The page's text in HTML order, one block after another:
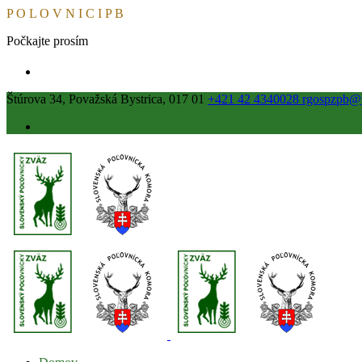
PO L O V N I C I PB
Počkajte prosím
Štúrova 34, Považská Bystrica, 017 01 +421 42 4340028